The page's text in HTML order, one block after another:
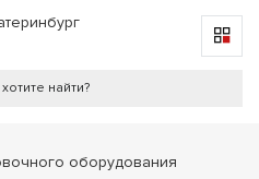
оборудования